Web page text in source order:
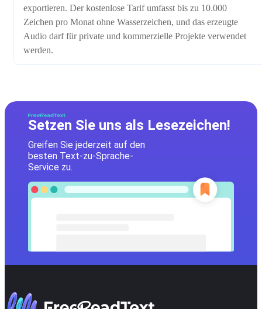
exportieren. Der kostenlose Tarif umfasst bis zu 10.000
Zeichen pro Monat ohne Wasserzeichen, und das erzeugte
Audio darf für private und kommerzielle Projekte verwendet
werden.
Setzen Sie uns als Lesezeichen!
Greifen Sie jederzeit auf den
besten Text-zu-Sprache-
Service zu.